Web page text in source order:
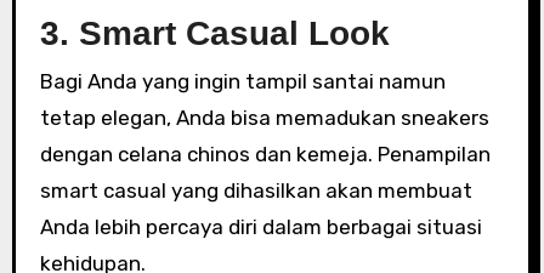
3. Smart Casual Look
Bagi Anda yang ingin tampil santai namun
tetap elegan, Anda bisa memadukan sneakers
dengan celana chinos dan kemeja. Penampilan
smart casual yang dihasilkan akan membuat
Anda lebih percaya diri dalam berbagai situasi
kehidupan.